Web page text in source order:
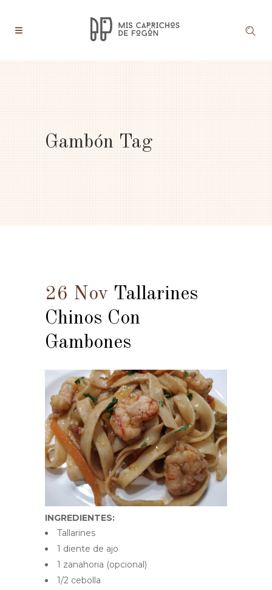
Gambón Tag
26 Nov Tallarines
Chinos Con
Gambones
INGREDIENTES:
Tallarines
1 diente de ajo
1 zanahoria (opcional)
1/2 cebolla